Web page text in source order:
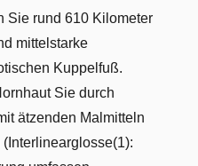
Sie rund 610 Kilometer
mittelstarke
Kuppelfuß.
Sie durch
ätzenden Malmitteln